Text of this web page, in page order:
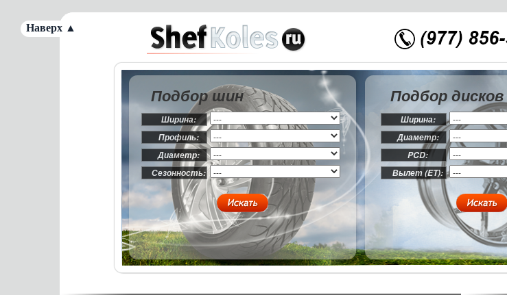
Подбор шин
Ширина:
Профиль:
Диаметр:
Сезонность:
Подбор дисков
Ширина:
Диаметр:
PCD:
Вылет (ET):
Наверх ▲